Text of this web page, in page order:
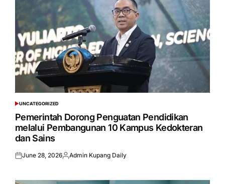
POSTED
IN
UNCATEGORIZED
Pemerintah Dorong Penguatan Pendidikan
melalui Pembangunan 10 Kampus Kedokteran
dan Sains
Posted
June 28, 2026Posted
Admin Kupang Daily